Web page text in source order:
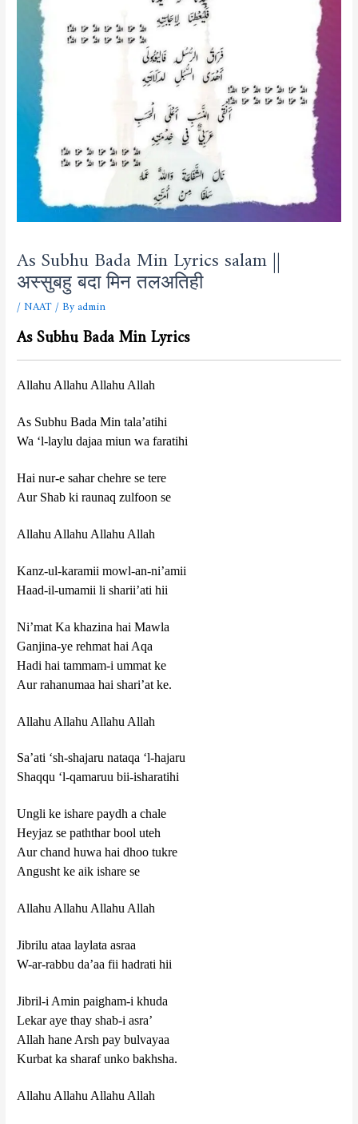
As Subhu Bada Min Lyrics salam ||
अस्सुबहु बदा मिन तलअतिही
/NAAT/ Byadmin
As Subhu Bada Min Lyrics
Allahu Allahu Allahu Allah
As Subhu Bada Min tala’atihi
Wa ‘l-laylu dajaa miun wa faratihi
Hai nur-e sahar chehre se tere
Aur Shab ki raunaq zulfoon se
Allahu Allahu Allahu Allah
Kanz-ul-karamii mowl-an-ni’amii
Haad-il-umamii li sharii’ati hii
Ni’mat Ka khazina hai Mawla
Ganjina-ye rehmat hai Aqa
Hadi hai tammam-i ummat ke
Aur rahanumaa hai shari’at ke.
Allahu Allahu Allahu Allah
Sa’ati ‘sh-shajaru nataqa ‘l-hajaru
Shaqqu ‘l-qamaruu bii-isharatihi
Ungli ke ishare paydh a chale
Heyjaz se paththar bool uteh
Aur chand huwa hai dhoo tukre
Angusht ke aik ishare se
Allahu Allahu Allahu Allah
Jibrilu ataa laylata asraa
W-ar-rabbu da’aa fii hadrati hii
Jibril-i Amin paigham-i khuda
Lekar aye thay shab-i asra’
Allah hane Arsh pay bulvayaa
Kurbat ka sharaf unko bakhsha.
Allahu Allahu Allahu Allah